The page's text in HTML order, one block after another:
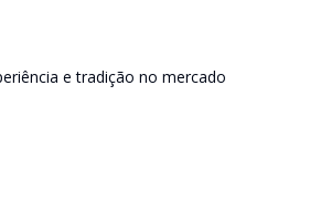
e tradição no mercado